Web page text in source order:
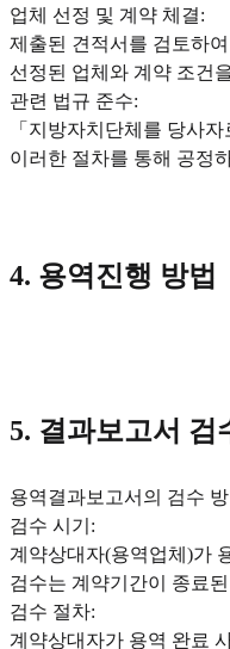
업체 선정 및 계약 체결:
제출된 견적서를 검토하
선정된 업체와 계약 조건
관련 법규 준수:
「지방자치단체를 당사
이러한 절차를 통해 공정
4. 용역진행 방법
5. 결과보고서 검
용역결과보고서의 검수
검수 시기:
계약상대자(용역업체)가
검수는 계약기간이 종료
검수 절차:
계약상대자가 용역 완료